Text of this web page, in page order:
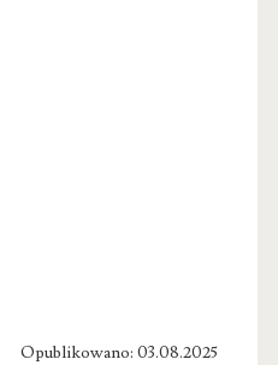
Opublikowano: 03.08.2025